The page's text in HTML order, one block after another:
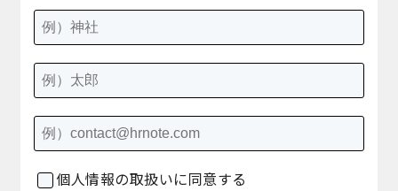
個人情報の取扱いに同意する